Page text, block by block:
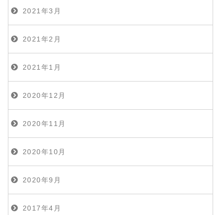
2021年3月
2021年2月
2021年1月
2020年12月
2020年11月
2020年10月
2020年9月
2017年4月